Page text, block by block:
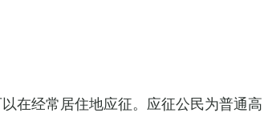
在经常居住地应征。应征公民为普通高